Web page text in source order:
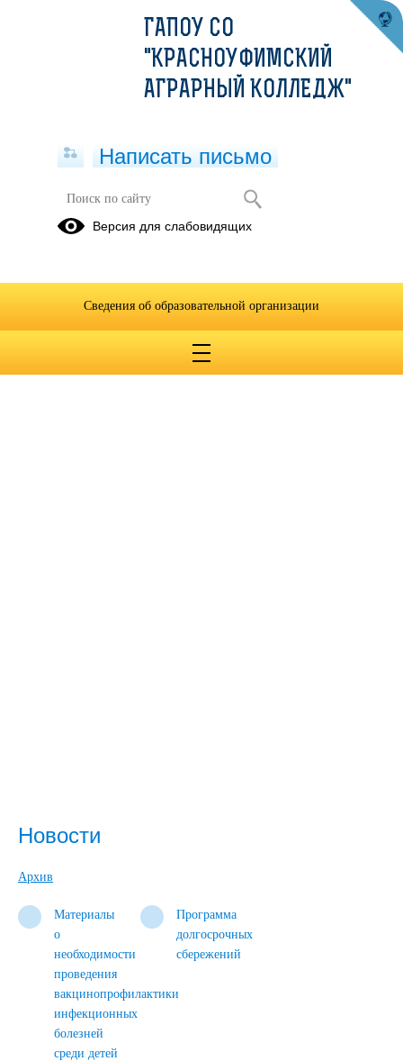
Новости
Архив
Материалы
о
необходимости
проведения
вакцинопрофилактики
инфекционных
болезней
среди детей
Программа
долгосрочных
сбережений
ГАПОУ СО
"КРАСНОУФИМСКИЙ
АГРАРНЫЙ КОЛЛЕДЖ"
Написать письмо
Версия для слабовидящих
Сведения об образовательной организации